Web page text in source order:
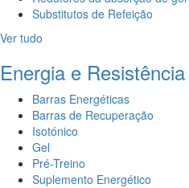
Substitutos de Refeição
Ver tudo
Energia e Resistência
Barras Energéticas
Barras de Recuperação
Isotónico
Gel
Pré-Treino
Suplemento Energético